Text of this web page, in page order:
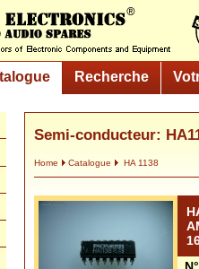
Recherche
Semi-conducteur:
Home Catalogue HA 1138